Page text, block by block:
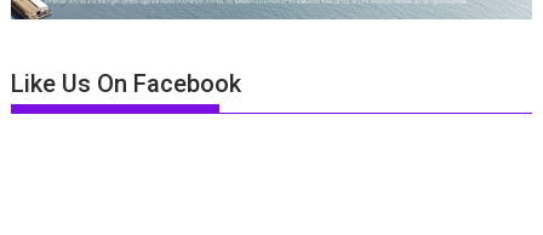
Like Us On Facebook